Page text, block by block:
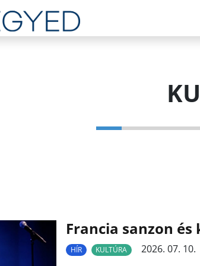
Francia sanzon
HÍR KULTÚRA
2026. 07. 10.